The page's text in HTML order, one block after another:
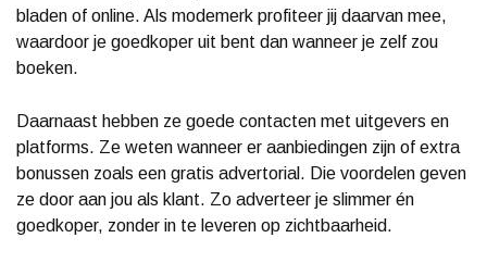
bladen of online. Als modemerk profiteer jij daarvan mee,
waardoor je goedkoper uit bent dan wanneer je zelf zou
boeken.
Daarnaast hebben ze goede contacten met uitgevers en
platforms. Ze weten wanneer er aanbiedingen zijn of extra
bonussen zoals een gratis advertorial. Die voordelen geven
ze door aan jou als klant. Zo adverteer je slimmer én
goedkoper, zonder in te leveren op zichtbaarheid.